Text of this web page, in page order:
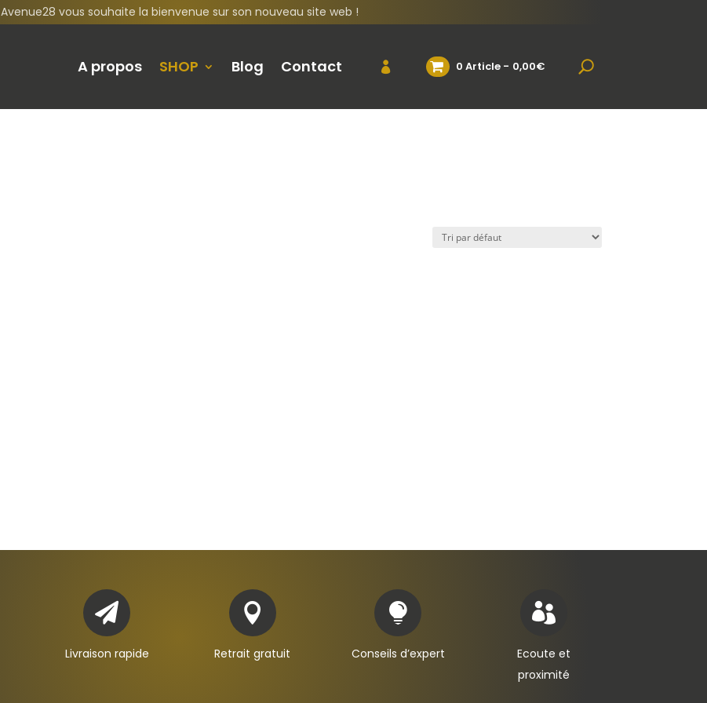
Avenue28 vous souhaite la bienvenue sur son nouveau site web !
A propos SHOP Blog Contact 0 Article 0,00€

Livraison rapide

Retrait gratuit

Conseils d’expert

Ecoute et
proximité